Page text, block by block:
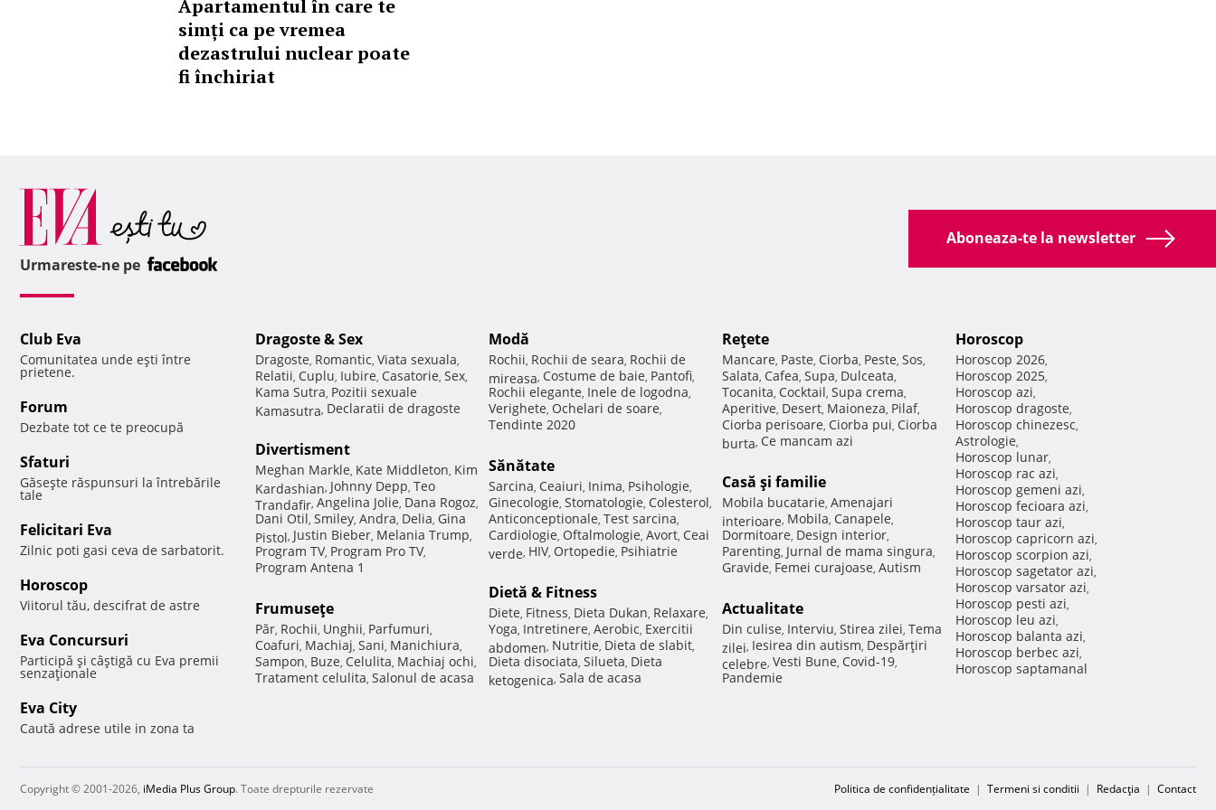
Apartamentul în care te
simți ca pe vremea
dezastrului nuclear poate
fi închiriat
Aboneaza-te la newsletter
Urmareste-ne pe
Club Eva
Comunitatea unde eşti între
prietene.
Forum
Dezbate tot ce te preocupă
Sfaturi
Găseşte răspunsuri la întrebările
tale
Felicitari Eva
Zilnic poti gasi ceva de sarbatorit.
Horoscop
Viitorul tău, descifrat de astre
Eva Concursuri
Participă şi câştigă cu Eva premii
senzaţionale
Eva City
Caută adrese utile in zona ta
Dragoste & Sex
Dragoste, Romantic, Viata sexuala,
Relatii, Cuplu, Iubire, Casatorie, Sex,
Kama Sutra, Pozitii sexuale
Kamasutra, Declaratii de dragoste
Divertisment
Meghan Markle, Kate Middleton, Kim
Kardashian, Johnny Depp, Teo
Trandafir, Angelina Jolie, Dana Rogoz,
Dani Otil, Smiley, Andra, Delia, Gina
Pistol, Justin Bieber, Melania Trump,
Program TV, Program Pro TV,
Program Antena 1
Frumuseţe
Păr, Rochii, Unghii, Parfumuri,
Coafuri, Machiaj, Sani, Manichiura,
Sampon, Buze, Celulita, Machiaj ochi,
Tratament celulita, Salonul de acasa
Modă
Rochii, Rochii de seara, Rochii de
mireasa, Costume de baie, Pantofi,
Rochii elegante, Inele de logodna,
Verighete, Ochelari de soare,
Tendinte 2020
Sănătate
Sarcina, Ceaiuri, Inima, Psihologie,
Ginecologie, Stomatologie, Colesterol,
Anticonceptionale, Test sarcina,
Cardiologie, Oftalmologie, Avort, Ceai
verde, HIV, Ortopedie, Psihiatrie
Dietă & Fitness
Diete, Fitness, Dieta Dukan, Relaxare,
Yoga, Intretinere, Aerobic, Exercitii
abdomen, Nutritie, Dieta de slabit,
Dieta disociata, Silueta, Dieta
ketogenica, Sala de acasa
Reţete
Mancare, Paste, Ciorba, Peste, Sos,
Salata, Cafea, Supa, Dulceata,
Tocanita, Cocktail, Supa crema,
Aperitive, Desert, Maioneza, Pilaf,
Ciorba perisoare, Ciorba pui, Ciorba
burta, Ce mancam azi
Casă şi familie
Mobila bucatarie, Amenajari
interioare, Mobila, Canapele,
Dormitoare, Design interior,
Parenting, Jurnal de mama singura,
Gravide, Femei curajoase, Autism
Actualitate
Din culise, Interviu, Stirea zilei, Tema
zilei, Iesirea din autism, Despărţiri
celebre, Vesti Bune, Covid-19,
Pandemie
Horoscop
Horoscop 2026,
Horoscop 2025,
Horoscop azi,
Horoscop dragoste,
Horoscop chinezesc,
Astrologie,
Horoscop lunar,
Horoscop rac azi,
Horoscop gemeni azi,
Horoscop fecioara azi,
Horoscop taur azi,
Horoscop capricorn azi,
Horoscop scorpion azi,
Horoscop sagetator azi,
Horoscop varsator azi,
Horoscop pesti azi,
Horoscop leu azi,
Horoscop balanta azi,
Horoscop berbec azi,
Horoscop saptamanal
Copyright © 2001-2026, iMedia Plus Group. Toate drepturile rezervate Politica de confidențialitate | Termeni si conditii | Redacţia | Contact